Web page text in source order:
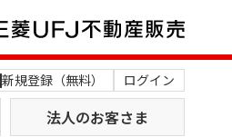
新規登録（無料） ログイン
法人のお客さま